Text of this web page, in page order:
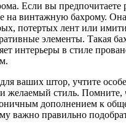
Если вы предпочитаете
на винтажную бахрому.
потертых лент или
элементы. Такая
интерьеры в стиле
ваших штор, учтите
желаемый стиль. Помните,
дополнением к
важно правильно